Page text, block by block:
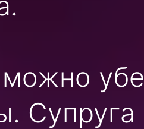
Супруга